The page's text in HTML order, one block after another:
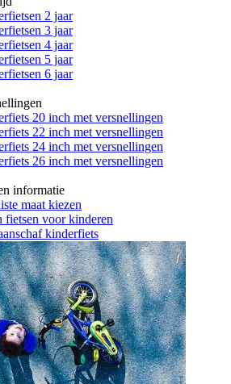
2 jaar
3 jaar
4 jaar
5 jaar
6 jaar
20 inch met versnellingen
22 inch met versnellingen
24 inch met versnellingen
26 inch met versnellingen
informatie
maat kiezen
fietsen voor kinderen
kinderfiets